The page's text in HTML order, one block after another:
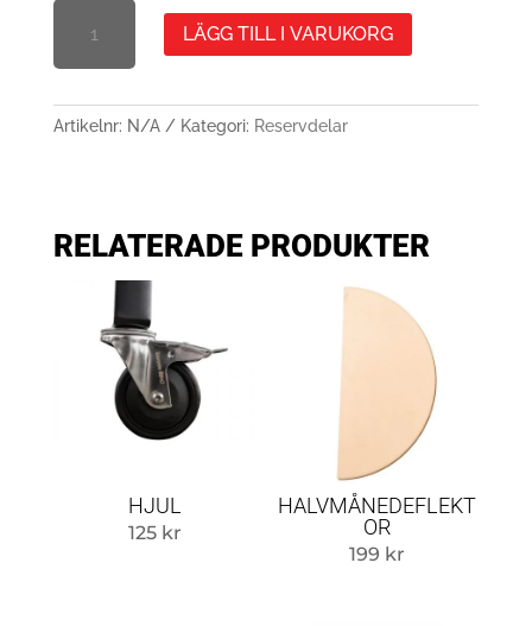
KERAMIKPLATTA
FIREBOX
PRO
(MED
HÅL)
LÄGG TILL I VARUKORG
Artikelnr: N/A Kategori: Reservdelar
RELATERADE PRODUKTER
HJUL
125 kr
HALVMÅNEDEFLEKT
OR
199 kr